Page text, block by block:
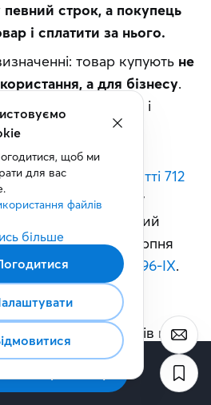
певний строк, а покупець
і сплатити за нього.
товар купують не
а для бізнесу.
між поставкою і
продажем.
частині першій
статті 712
. Раніше поставку
і Господарський
265, але з 28 серпня
Закон № 4196-IX.
відносини бізнесу
регулювання
а поділ договорів на
«цивільні» фактично зник.
щоб ми
для вас
файлів
більше